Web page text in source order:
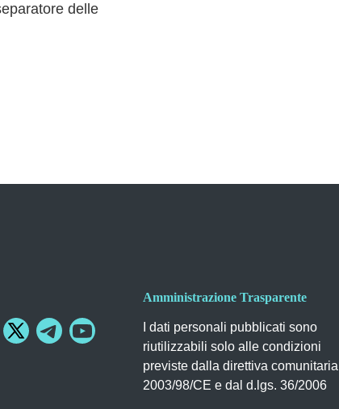
delle
Amministrazione Trasparente
I dati personali pubblicati sono
riutilizzabili solo alle condizioni
previste dalla direttiva comunitaria
2003/98/CE e dal d.lgs. 36/2006